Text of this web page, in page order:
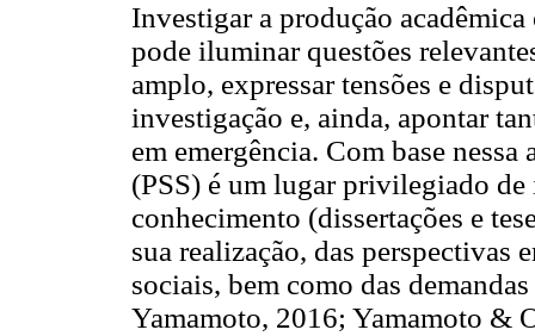
Investigar a produção
pode iluminar questões
amplo, expressar tensões e
investigação e, ainda, apontar
em emergência. Com base
(PSS) é um lugar privilegiado
conhecimento (dissertações e
sua realização, das perspectivas
sociais, bem como das
Yamamoto, 2016; Yamamoto &